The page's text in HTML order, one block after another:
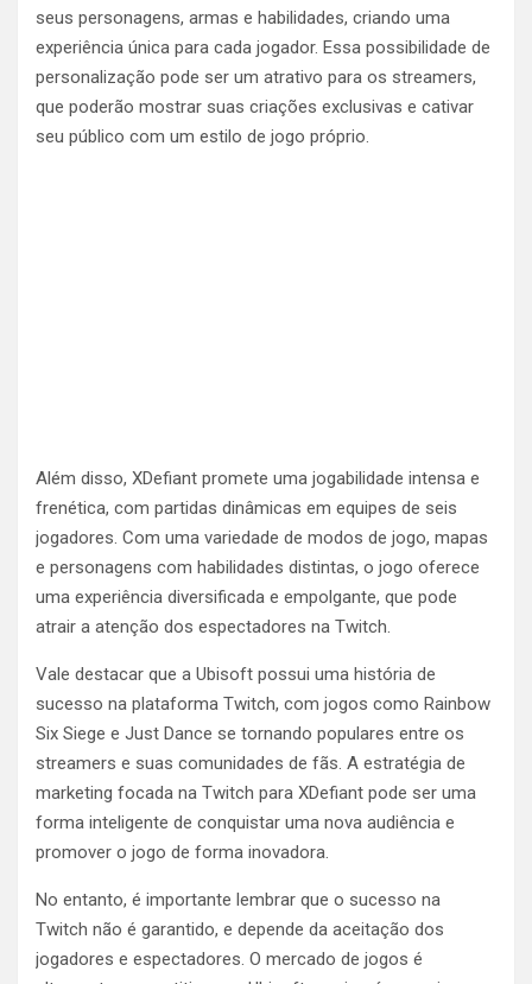
seus personagens, armas e habilidades, criando uma
experiência única para cada jogador. Essa possibilidade de
personalização pode ser um atrativo para os streamers,
que poderão mostrar suas criações exclusivas e cativar
seu público com um estilo de jogo próprio.
Além disso, XDefiant promete uma jogabilidade intensa e
frenética, com partidas dinâmicas em equipes de seis
jogadores. Com uma variedade de modos de jogo, mapas
e personagens com habilidades distintas, o jogo oferece
uma experiência diversificada e empolgante, que pode
atrair a atenção dos espectadores na Twitch.
Vale destacar que a Ubisoft possui uma história de
sucesso na plataforma Twitch, com jogos como Rainbow
Six Siege e Just Dance se tornando populares entre os
streamers e suas comunidades de fãs. A estratégia de
marketing focada na Twitch para XDefiant pode ser uma
forma inteligente de conquistar uma nova audiência e
promover o jogo de forma inovadora.
No entanto, é importante lembrar que o sucesso na
Twitch não é garantido, e depende da aceitação dos
jogadores e espectadores. O mercado de jogos é